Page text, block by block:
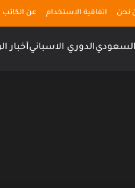
نحن اتفاقية الاستخدام عن الكاتب
السعوديالدوري الاسبانيأخبار